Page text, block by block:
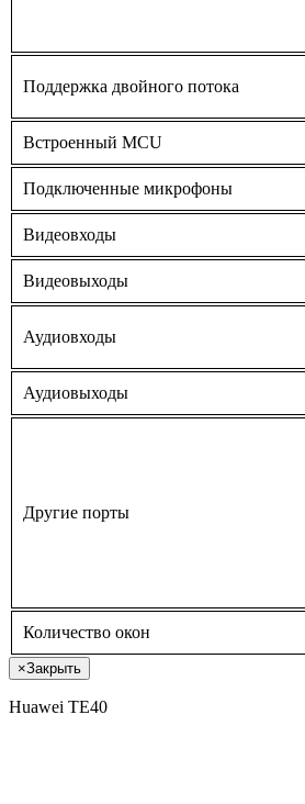
Поддержка двойного потока
Встроенный MCU
Подключенные микрофоны
Видеовходы
Видеовыходы
Аудиовходы
Аудиовыходы
Другие порты
Количество окон
×Закрыть
Huawei TE40